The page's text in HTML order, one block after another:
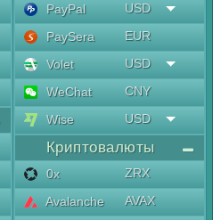
PayPal
USD
PaySera
EUR
Volet
USD
WeChat
CNY
Wise
USD
Криптовалюты
0x
ZRX
Avalanche
AVAX